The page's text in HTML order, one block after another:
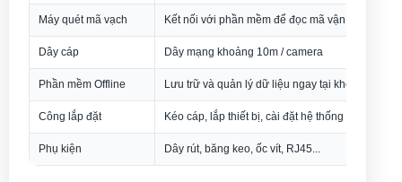
Máy quét mã vạch Kết nối với phần mềm để đọc mã vận đơn
Dây cáp Dây mạng khoảng 10m / camera
Phần mềm Offline Lưu trữ và quản lý dữ liệu ngay tại kho
Công lắp đặt Kéo cáp, lắp thiết bị, cài đặt hệ thống
Phụ kiện Dây rút, băng keo, ốc vít, RJ45...